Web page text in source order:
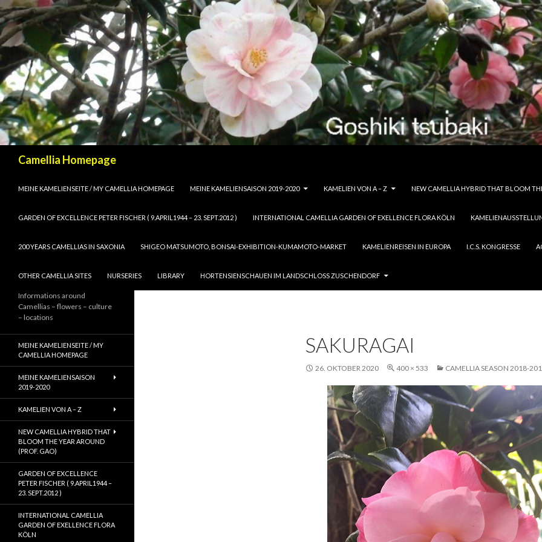
Camellia Homepage
MEINE KAMELIENSEITE / MY CAMELLIA HOMEPAGE
MEINE KAMELIENSAISON 2019-2020 KAMELIEN VON A – Z NEW CAMELLIA HYBRID THAT BLOOM
GARDEN OF EXCELLENCE PETER FISCHER ( 9.APRIL1944 – 23. SEPT.2012 ) INTERNATIONAL CAMELLIA GARDEN OF EXELLENCE FLORA KÖLN
200 YEARS CAMELLIAS IN SAXONIA SHIGEO MATSUMOTO, BONSAI-EXHIBITION-KUMAMOTO-MARKET KAMELIENREISEN IN EUROPA I.C.S. KONGRESSE
OTHER CAMELLIA SITES NURSERIES LIBRARY HORTENSIENSCHAUEN IM LANDSCHLOSS ZUSCHENDORF
SAKURAGAI
26. OKTOBER 2020 400 × 533 CAMELLIA SEASON 2018-
Informations around
Camellias – flowers – culture
– locations
MEINE KAMELIENSEITE / MY
CAMELLIA HOMEPAGE
MEINE KAMELIENSAISON
2019-2020
KAMELIEN VON A – Z
NEW CAMELLIA HYBRID THAT
BLOOM THE YEAR AROUND
(PROF. GAO)
GARDEN OF EXCELLENCE
PETER FISCHER ( 9.APRIL1944 –
23. SEPT.2012 )
INTERNATIONAL CAMELLIA
GARDEN OF EXELLENCE FLORA
KÖLN